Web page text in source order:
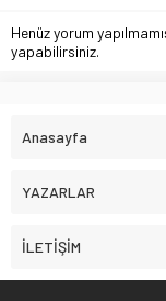
Henüz yorum
yapabilirsiniz.
Anasayfa
YAZARLAR
İLETİŞİM